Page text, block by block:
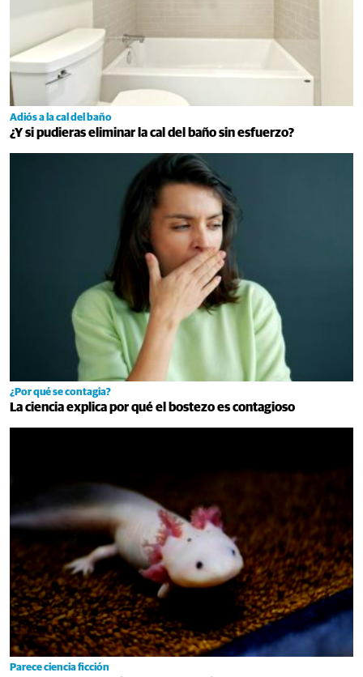
Adiós a la cal del baño
¿Y si pudieras eliminar la cal del baño sin esfuerzo?
¿Por qué se contagia?
La ciencia explica por qué el bostezo es contagioso
Parece ciencia ficción